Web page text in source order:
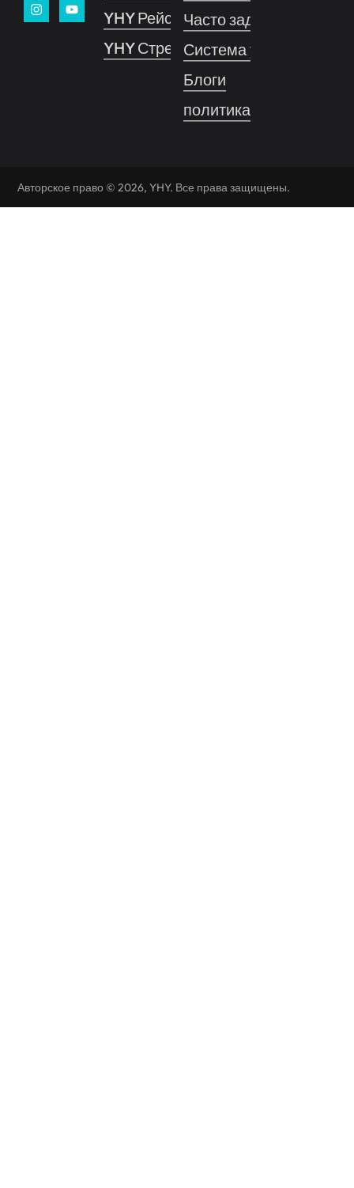
YHY Рейс
YHY Стрельба
Часто задаваемые
Система управления
Блоги
политика
Авторское право © 2026, YHY. Все права защищены.